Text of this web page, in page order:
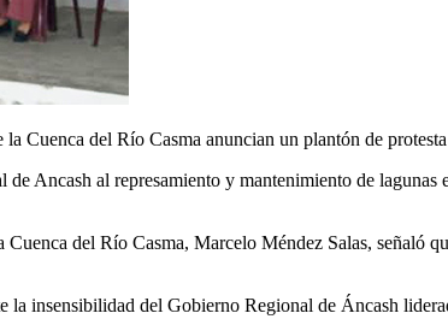
Cuenca del Río Casma anuncian un plantón de
Ancash al represamiento y mantenimiento de lagunas
del Río Casma, Marcelo Méndez Salas, señaló
la insensibilidad del Gobierno Regional de Áncash